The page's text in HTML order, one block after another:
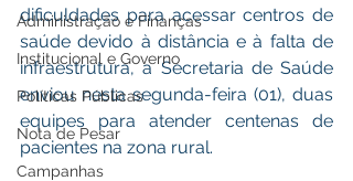
Administração e Finanças
Institucional e Governo
Políticas Públicas
Nota de Pesar
Campanhas
dificuldades para acessar centros de
saúde devido à distância e à falta de
infraestrutura, a Secretaria de Saúde
enviou nesta segunda-feira (01), duas
equipes para atender centenas de
pacientes na zona rural.